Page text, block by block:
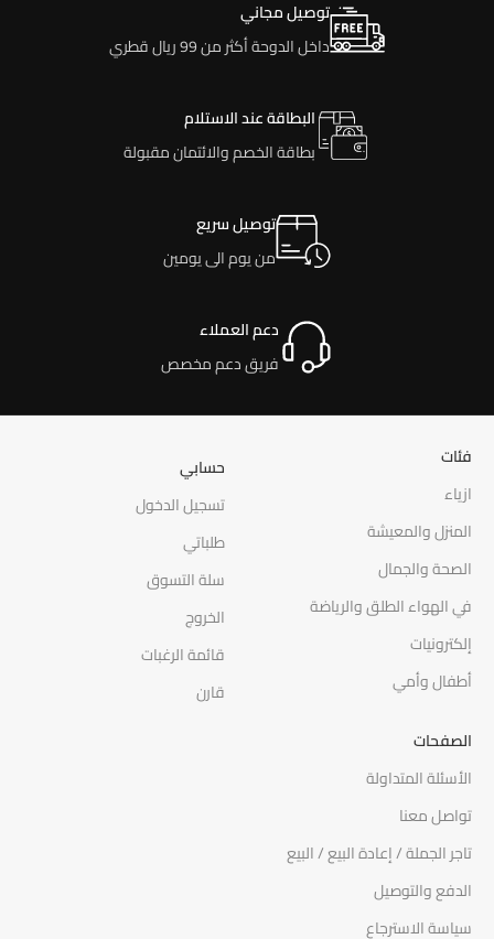
توصيل مجاني
داخل الدوحة أكثر من 99 ريال قطري
البطاقة عند الاستلام
بطاقة الخصم والائتمان مقبولة
توصيل سريع
من يوم الى يومين
دعم العملاء
فريق دعم مخصص
فئات
ازياء
المنزل والمعيشة
الصحة والجمال
في الهواء الطلق والرياضة
إلكترونيات
أطفال وأمي
حسابي
تسجيل الدخول
طلباتي
سلة التسوق
الخروج
قائمة الرغبات
قارن
الصفحات
الأسئلة المتداولة
تواصل معنا
تاجر الجملة / إعادة البيع / البيع
الدفع والتوصيل
سياسة الاسترجاع